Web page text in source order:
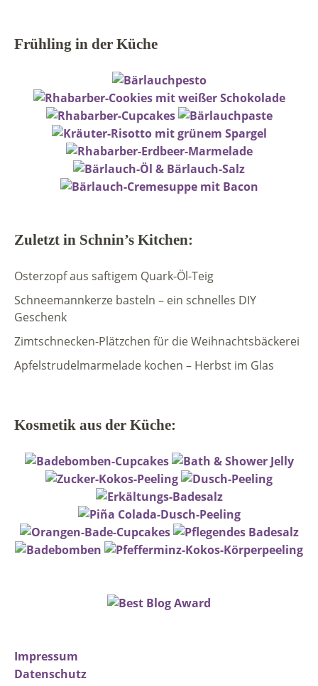
Frühling in der Küche
Zuletzt in Schnin’s Kitchen:
Osterzopf aus saftigem Quark-Öl-Teig
Schneemannkerze basteln – ein schnelles DIY
Geschenk
Zimtschnecken-Plätzchen für die Weihnachtsbäckerei
Apfelstrudelmarmelade kochen – Herbst im Glas
Kosmetik aus der Küche:
Impressum
Datenschutz